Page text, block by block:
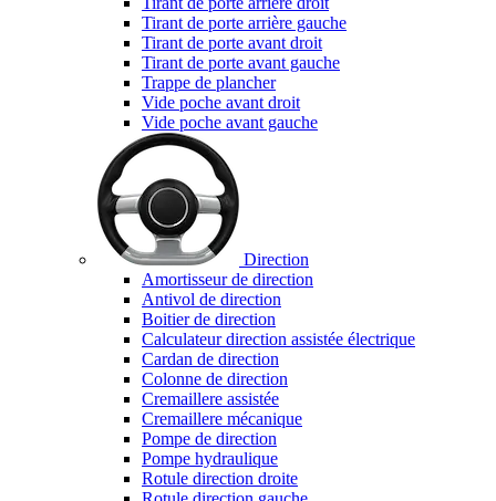
Tirant de porte arrière gauche
Tirant de porte avant droit
Tirant de porte avant gauche
Trappe de plancher
Vide poche avant droit
Vide poche avant gauche
Direction
Amortisseur de direction
Antivol de direction
Boitier de direction
Calculateur direction assistée électrique
Cardan de direction
Colonne de direction
Cremaillere assistée
Cremaillere mécanique
Pompe de direction
Pompe hydraulique
Rotule direction droite